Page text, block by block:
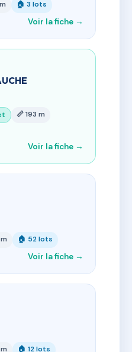
🏠 3 lots
Voir la fiche →
📏 193 m
Voir la fiche →
🏠 52 lots
Voir la fiche →
🏠 12 lots